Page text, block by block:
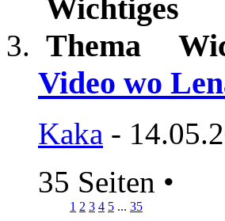
Video wo
Kaka -
35 Seiten •
1 2 3 4 5 ... 35